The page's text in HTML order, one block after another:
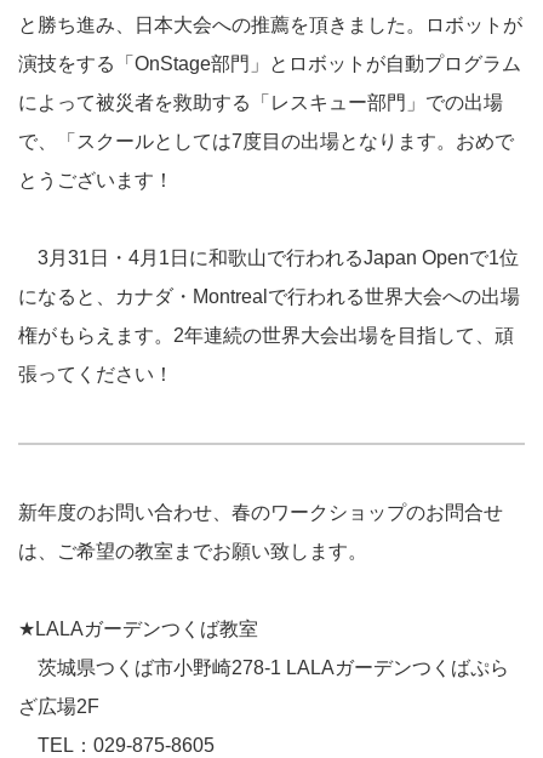
と勝ち進み、日本大会への推薦を頂きました。ロボットが
演技をする「OnStage部門」とロボットが自動プログラム
によって被災者を救助する「レスキュー部門」での出場
で、「スクールとしては7度目の出場となります。おめで
とうございます！
3月31日・4月1日に和歌山で行われるJapan Openで1位
になると、カナダ・Montrealで行われる世界大会への出場
権がもらえます。2年連続の世界大会出場を目指して、頑
張ってください！
新年度のお問い合わせ、春のワークショップのお問合せ
は、ご希望の教室までお願い致します。
★LALAガーデンつくば教室
茨城県つくば市小野崎278-1 LALAガーデンつくばぷら
ざ広場2F
TEL：029-875-8605